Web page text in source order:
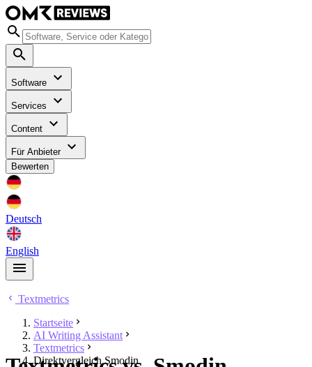
Software
Services
Content
Für Anbieter
Bewerten
Deutsch
English
Textmetrics
Startseite
AI Writing Assistant
Textmetrics
Direktvergleich Smodin